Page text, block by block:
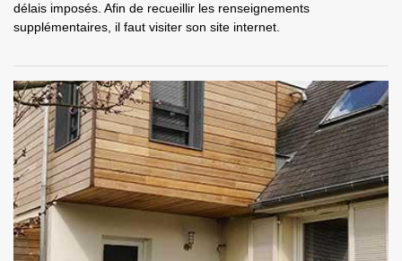
délais imposés. Afin de recueillir les renseignements
supplémentaires, il faut visiter son site internet.